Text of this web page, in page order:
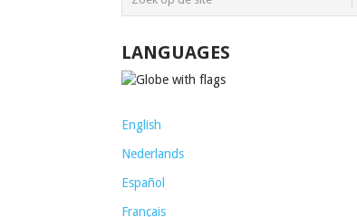
LANGUAGES
English
Nederlands
Español
Français